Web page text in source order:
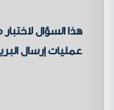
هذا السؤال لاختبار
عمليات إرسال